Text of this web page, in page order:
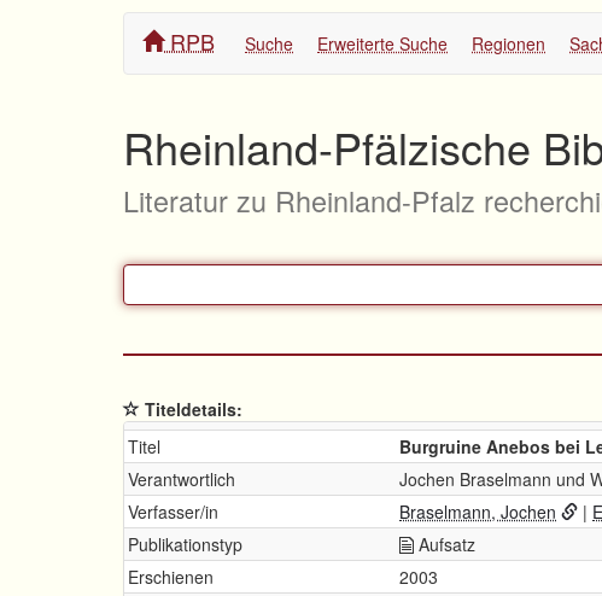
RPB Suche Erweiterte Suche Regionen
Rheinland-Pfälzische
Literatur zu Rheinland-Pfalz
Titeldetails:
Titel
Burgruine Anebos bei
Verantwortlich
Jochen Braselmann und
Verfasser/in
Braselmann, Jochen |
Publikationstyp
Aufsatz
Erschienen
2003